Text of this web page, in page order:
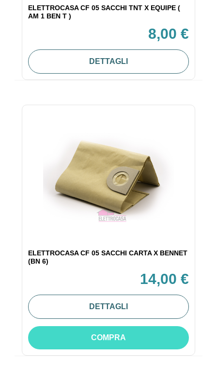
ELETTROCASA CF 05 SACCHI TNT X EQUIPE (
AM 1 BEN T )
8,00 €
DETTAGLI
ELETTROCASA CF 05 SACCHI CARTA X BENNET
(BN 6)
14,00 €
DETTAGLI
COMPRA